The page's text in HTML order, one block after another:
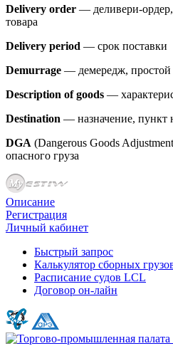
Delivery order — деливери-
товара
Delivery period — срок поставки
Demurrage — демередж, простой
Description of goods —
Destination — назначение, пункт
DGA (Dangerous Goods
опасного груза
Описание
Регистрация
Личный кабинет
Быстрый запрос
Калькулятор сборных
Расписание судов LCL
Договор он-лайн